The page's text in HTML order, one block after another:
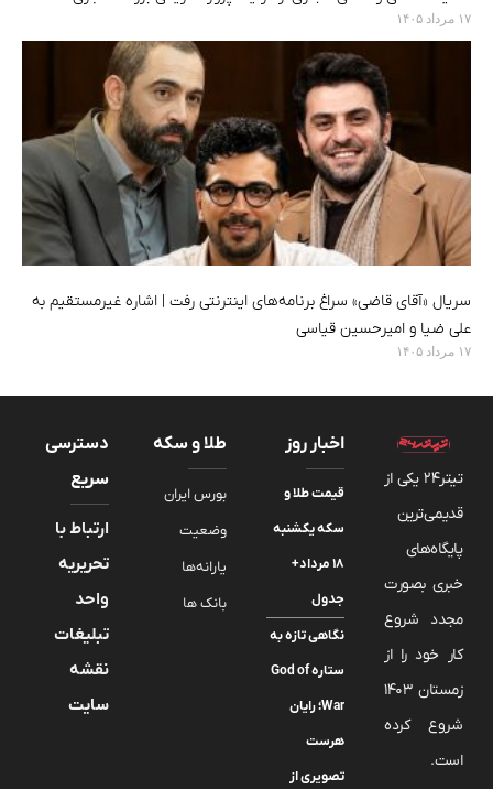
۱۷ مرداد ۱۴۰۵
سریال «آقای قاضی» سراغ برنامه‌های اینترنتی رفت | اشاره غیرمستقیم به
علی ضیا و امیرحسین قیاسی
۱۷ مرداد ۱۴۰۵
تیتر24 یکی از
قدیمی‌ترین
پایگاه‌های
خبری بصورت
مجدد شروع
کار خود را از
زمستان 1403
شروع کرده
است.
اخبار روز
قیمت طلا و
سکه یکشنبه
۱۸ مرداد+
جدول
نگاهی تازه به
ستاره God of
War؛ رایان
هرست
تصویری از
طلا و سکه
بورس ایران
وضعیت
یارانه‌ها
بانک ها
دسترسی
سریع
ارتباط با
تحریریه
واحد
تبلیغات
نقشه
سایت